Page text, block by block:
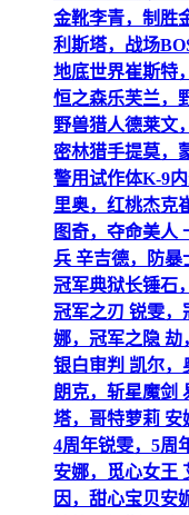
金靴李青，制胜
利斯塔，战场
地底世界崔斯特
恒之森乐芙兰，
野兽猎人德莱文
密林猎手提莫，
警用试作体K-9
里奥，红桃杰克
图奇，夺命美人
兵 辛吉德，防暴
冠军典狱长锤石
冠军之刃 锐雯，
娜，冠军之隐 劫
银白审判 凯尔，
朗克，斩星魔剑
塔，哥特萝莉 安
4周年锐雯，5周
安娜，觅心女王
因，甜心宝贝安